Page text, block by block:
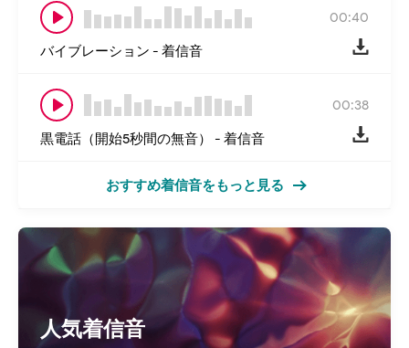
00:40
バイブレーション - 着信音
00:38
黒電話（開始5秒間の無音） - 着信音
おすすめ着信音をもっと見る
人気着信音